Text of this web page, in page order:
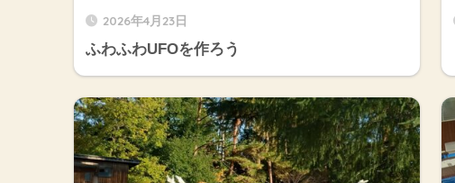
2026年4月23日
ふわふわUFOを作ろう